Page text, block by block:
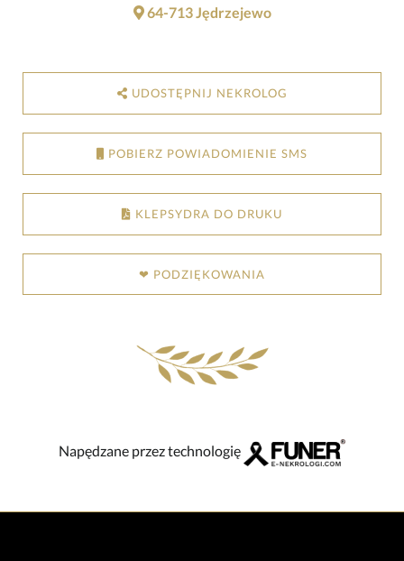
64-713 Jędrzejewo
UDOSTĘPNIJ NEKROLOG
POBIERZ POWIADOMIENIE SMS
KLEPSYDRA DO DRUKU
❤ PODZIĘKOWANIA
Napędzane przez technologię